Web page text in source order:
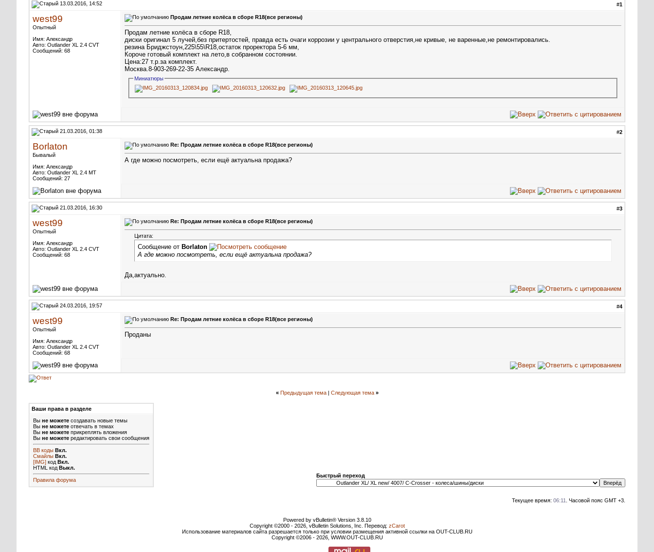
13.03.2016, 14:52 #1
west99
Опытный
Имя: Александр
Авто: Outlander XL 2.4 CVT
Сообщений: 68
Продам летние колёса в сборе R18(все регионы)
Продам летние колёса в сборе R18,
диски оригинал 5 лучей,без притертостей, правда есть очаги коррозии у центрального отверстия,не кривые, не варенные,не ремонтировались.
резина Бриджстоун,225\55\R18,остаток проректора 5-6 мм,
Короче готовый комплект на лето,в собранном состоянии.
Цена:27 т.р.за комплект.
Москва.8-903-269-22-35 Александр.
Миниатюры
21.03.2016, 01:38 #2
Borlaton
Бывалый
Имя: Александр
Авто: Outlander XL 2.4 MT
Сообщений: 27
Re: Продам летние колёса в сборе R18(все регионы)
А где можно посмотреть, если ещё актуальна продажа?
21.03.2016, 16:30 #3
west99
Опытный
Имя: Александр
Авто: Outlander XL 2.4 CVT
Сообщений: 68
Re: Продам летние колёса в сборе R18(все регионы)
Цитата:
Сообщение от Borlaton
А где можно посмотреть, если ещё актуальна продажа?
Да,актуально.
24.03.2016, 19:57 #4
west99
Опытный
Имя: Александр
Авто: Outlander XL 2.4 CVT
Сообщений: 68
Re: Продам летние колёса в сборе R18(все регионы)
Проданы
« Предыдущая тема| Следующая тема »
Ваши права в разделе
Вы не можете создавать новые темы
Вы не можете отвечать в темах
Вы не можете прикреплять вложения
Вы не можете редактировать свои сообщения
BB коды Вкл.
Смайлы Вкл.
[IMG] код Вкл.
HTML код Выкл.
Правила форума
Быстрый переход
Текущее время: 06:11 . Часовой пояс GMT +3.
Powered by vBulletin® Version 3.8.10
Copyright ©2000 - 2026, vBulletin Solutions, Inc. Перевод: zCarot
Использование материалов сайта разрешается только при условии размещения активной ссылки на OUT-CLUB.RU
Copyright ©2006 - 2026, WWW.OUT-CLUB.RU